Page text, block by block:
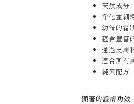
天然成分
淨化並細
幼滑的霜
蘊含豐富
通過皮膚
適合所有
純素配方
顯著的護膚功效